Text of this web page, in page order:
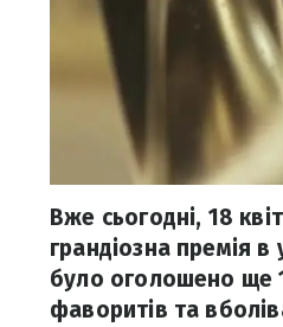
Вже сьогодні, 18
грандіозна премія
було оголошено ще
фаворитів та